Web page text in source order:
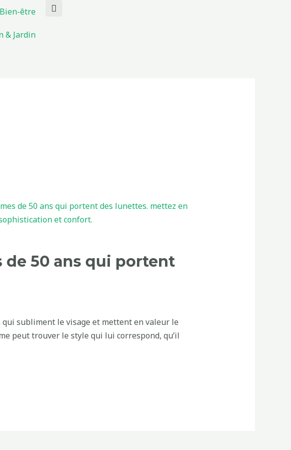
être
& Jardin
de 50 ans qui portent
qui subliment le visage et mettent en valeur le
peut trouver le style qui lui correspond, qu’il